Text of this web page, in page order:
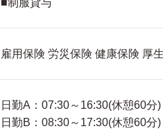
■制服貸与
雇用保険 労災保険 健康保険 厚
日勤A：07:30～16:30(休憩60分)
日勤B：08:30～17:30(休憩60分)